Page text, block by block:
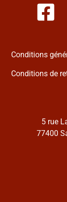
Conditions
Conditions de
5 rue
77400